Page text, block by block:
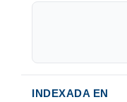
INDEXADA EN